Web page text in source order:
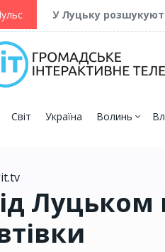
У Луцьку
Світ Україна Волинь
Луцьком